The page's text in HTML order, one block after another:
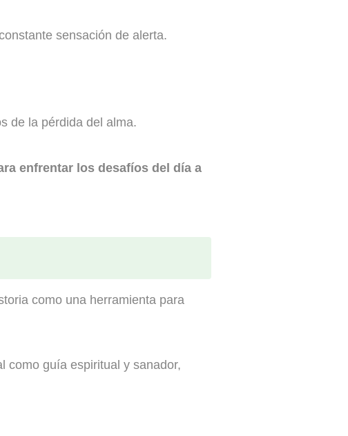
sensación de alerta.
de la pérdida del alma.
enfrentar los desafíos del día a
como una herramienta para
como guía espiritual y sanador,